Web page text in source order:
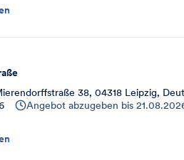
38, 04318 Leipzig,
Angebot abzugeben bis